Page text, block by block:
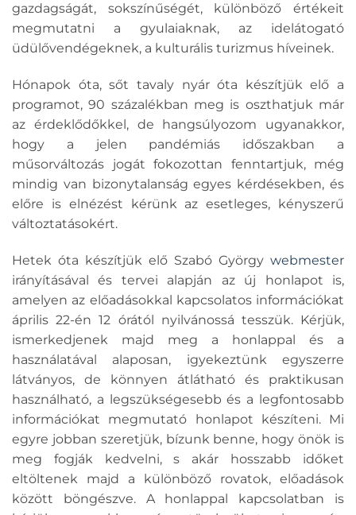
gazdagságát, sokszínűségét, különböző értékeit
megmutatni a gyulaiaknak, az idelátogató
üdülővendégeknek, a kulturális turizmus híveinek.
Hónapok óta, sőt tavaly nyár óta készítjük elő a
programot, 90 százalékban meg is oszthatjuk már
az érdeklődőkkel, de hangsúlyozom ugyanakkor,
hogy a jelen pandémiás időszakban a
műsorváltozás jogát fokozottan fenntartjuk, még
mindig van bizonytalanság egyes kérdésekben, és
előre is elnézést kérünk az esetleges, kényszerű
változtatásokért.
Hetek óta készítjük elő Szabó György webmester
irányításával és tervei alapján az új honlapot is,
amelyen az előadásokkal kapcsolatos információkat
április 22-én 12 órától nyilvánossá tesszük. Kérjük,
ismerkedjenek majd meg a honlappal és a
használatával alaposan, igyekeztünk egyszerre
látványos, de könnyen átlátható és praktikusan
használható, a legszükségesebb és a legfontosabb
információkat megmutató honlapot készíteni. Mi
egyre jobban szeretjük, bízunk benne, hogy önök is
meg fogják kedvelni, s akár hosszabb időket
eltöltenek majd a különböző rovatok, előadások
között böngészve. A honlappal kapcsolatban is